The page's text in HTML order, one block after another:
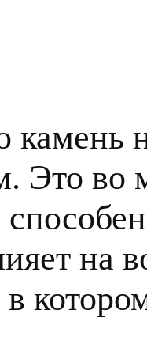
Это во
на